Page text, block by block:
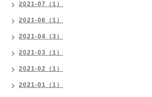
2021-07（1）
2021-06（1）
2021-04（3）
2021-03（1）
2021-02（1）
2021-01（1）